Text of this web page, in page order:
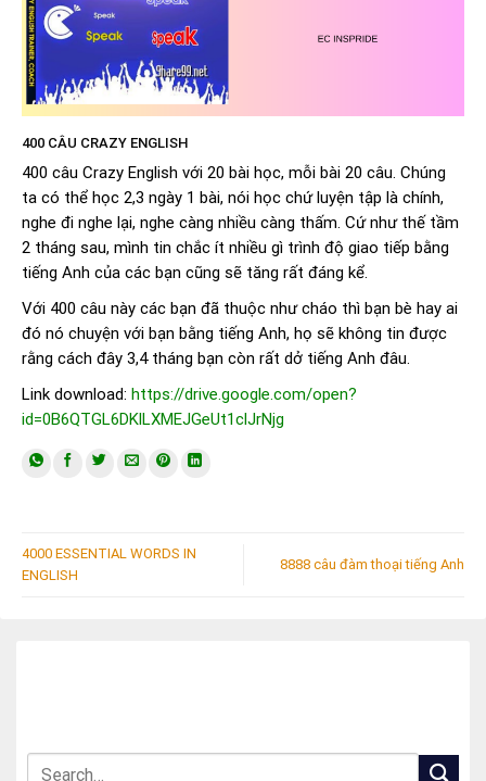
400 CÂU CRAZY ENGLISH
400 câu Crazy English với 20 bài học, mỗi bài 20 câu. Chúng
ta có thể học 2,3 ngày 1 bài, nói học chứ luyện tập là chính,
nghe đi nghe lại, nghe càng nhiều càng thấm. Cứ như thế tầm
2 tháng sau, mình tin chắc ít nhiều gì trình độ giao tiếp bằng
tiếng Anh của các bạn cũng sẽ tăng rất đáng kể.
Với 400 câu này các bạn đã thuộc như cháo thì bạn bè hay ai
đó nó chuyện với bạn bằng tiếng Anh, họ sẽ không tin được
rằng cách đây 3,4 tháng bạn còn rất dở tiếng Anh đâu.
Link download: https://drive.google.com/open?
id=0B6QTGL6DKlLXMEJGeUt1clJrNjg
4000 ESSENTIAL WORDS IN
ENGLISH
8888 câu đàm thoại tiếng Anh